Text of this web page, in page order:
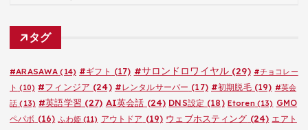
ゴ
タグ
#ARASAWA (14) #ギフト (17) #サロンドロワイヤル(29) #チョコレー
ト (10) #フィンジア (24) #レンタルサーバー (17) #初期脱毛(19) #英会
話 (13) #英語学習 (27) AI英会話 (24) DNS設定 (18) Etoren(13) GMO
ペパボ (16) ふわ姫(11) アウトドア (19) ウェブホスティング (24) エアト